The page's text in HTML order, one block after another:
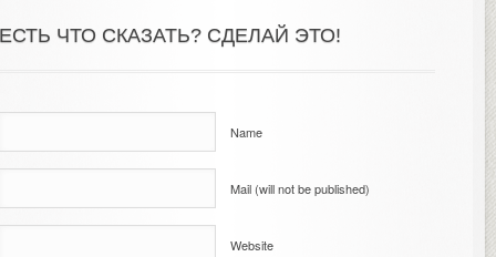
ЧТО СКАЗАТЬ? СДЕЛАЙ ЭТО!
Name
Mail (will not be published)
Website